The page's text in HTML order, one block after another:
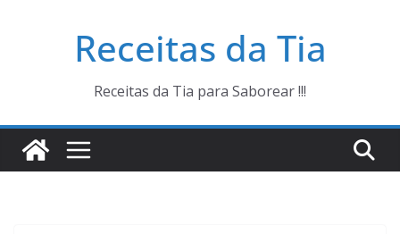
Receitas da Tia
Receitas da Tia para Saborear !!!